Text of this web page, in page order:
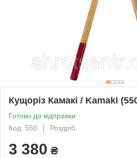
Кущоріз Камакі / Kamaki
Готово до відправки
Код: 550
Роздріб
3 380 ₴